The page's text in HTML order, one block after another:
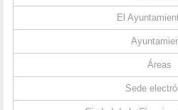
El
Áreas
Sede